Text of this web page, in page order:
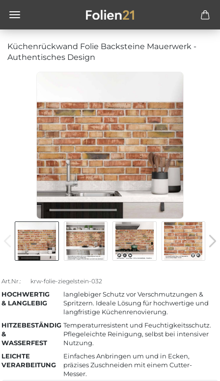
Küchenrückwand Folie Backsteine Mauerwerk -
Authentisches Design
Art.Nr.: krw-folie-ziegelstein-032
HOCHWERTIG
& LANGLEBIG
langlebiger Schutz vor Verschmutzungen &
Spritzern. Ideale Lösung für hochwertige und
langfristige Küchenrenovierung.
HITZEBESTÄNDIG
&
WASSERFEST
Temperaturresistent und Feuchtigkeitsschutz.
Pflegeleichte Reinigung, selbst bei intensiver
Nutzung.
LEICHTE
VERARBEITUNG
Einfaches Anbringen um und in Ecken,
präzises Zuschneiden mit einem Cutter-
Messer.